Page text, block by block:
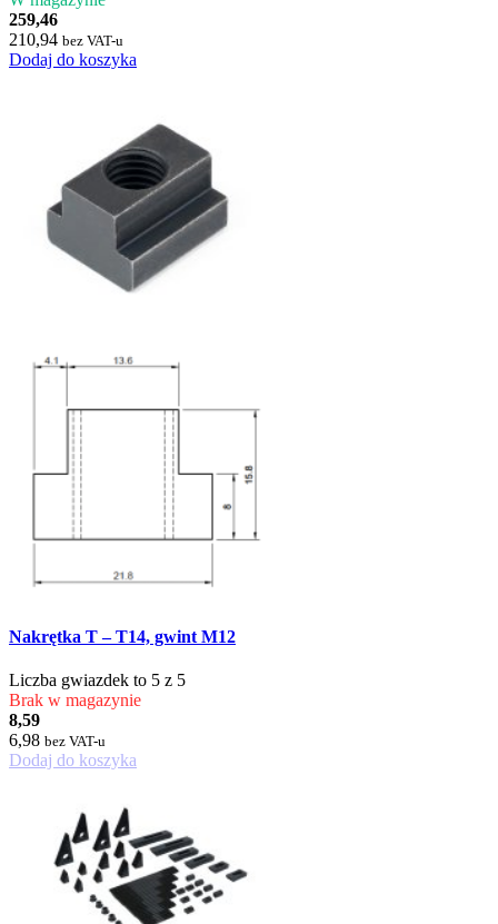
259,46
210,94 bez VAT-u
Dodaj do koszyka
Nakrętka T – T14, gwint M12
Liczba gwiazdek to 5 z 5
Brak w magazynie
8,59
6,98 bez VAT-u
Dodaj do koszyka